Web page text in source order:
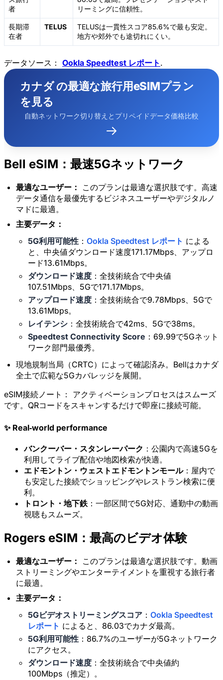
者
リーミングに信頼性。
長期滞
在者
TELUS
TELUSは一貫性スコア85.6%で最も安定。
地方や郊外でも途切れにくい。
データソース： Ookla Speedtest レポート .
カナダ の最適な旅行用eSIMプラン
を見る
自動ネットワーク切り替えとプリペイドデータ価格比較
Bell eSIM：最速5Gネットワーク
最適なユーザー：
このプランは最適な選択肢です。高速
データ通信を最優先するビジネスユーザーやデジタルノ
マドに最適。
主要データ：
5G利用可能性 ： Ookla Speedtest レポート による
と、中央値ダウンロード速度171.17Mbps、アップロ
ード13.61Mbps。
ダウンロード速度 ：全技術統合で中央値
107.51Mbps、5Gで171.17Mbps。
アップロード速度 ：全技術統合で9.78Mbps、5Gで
13.61Mbps。
レイテンシ ：全技術統合で42ms、5Gで38ms。
Speedtest Connectivity Score ：69.99で5Gネット
ワーク部門最優秀。
現地規制当局（CRTC）によって確認済み。Bellはカナダ
全土で広範な5Gカバレッジを展開。
eSIM接続ノート：
アクティベーションプロセスはスムーズ
です。QRコードをスキャンするだけで即座に接続可能。
✨ Real‑world performance
バンクーバー・スタンレーパーク ：公園内で高速5Gを
利用してライブ配信や地図検索が快適。
エドモントン・ウェストエドモントンモール：屋内で
も安定した接続でショッピングやレストラン検索に便
利。
トロント・地下鉄 ：一部区間で5G対応、通勤中の動画
視聴もスムーズ。
Rogers eSIM：最高のビデオ体験
最適なユーザー：
このプランは最適な選択肢です。動画
ストリーミングやエンターテイメントを重視する旅行者
に最適。
主要データ：
5Gビデオストリーミングスコア ： Ookla Speedtest
レポート によると、86.03でカナダ最高。
5G利用可能性 ：86.7%のユーザーが5Gネットワーク
にアクセス。
ダウンロード速度 ：全技術統合で中央値約
100Mbps（推定）。